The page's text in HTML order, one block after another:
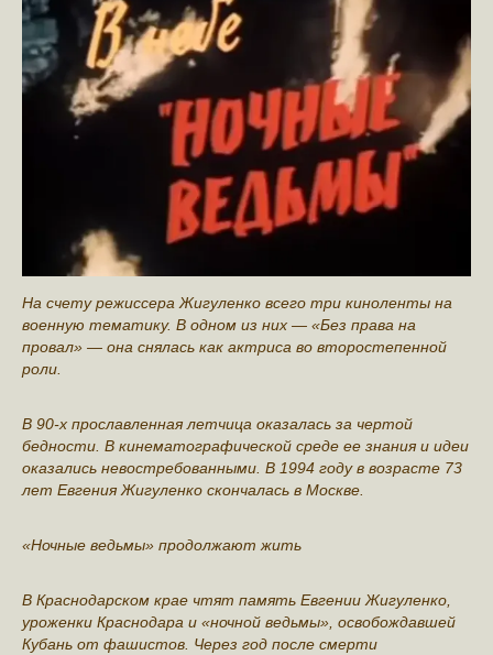
На счету режиссера Жигуленко всего три киноленты на
военную тематику. В одном из них — «Без права на
провал» — она снялась как актриса во второстепенной
роли.
В 90-х прославленная летчица оказалась за чертой
бедности. В кинематографической среде ее знания и идеи
оказались невостребованными. В 1994 году в возрасте 73
лет Евгения Жигуленко скончалась в Москве.
«Ночные ведьмы» продолжают жить
В Краснодарском крае чтят память Евгении Жигуленко,
уроженки Краснодара и «ночной ведьмы», освобождавшей
Кубань от фашистов. Через год после смерти